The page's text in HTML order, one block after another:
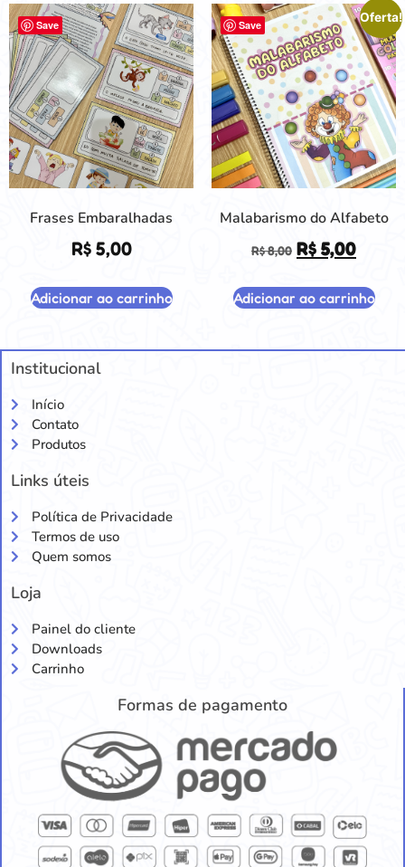
Save
Frases Embaralhadas
R$5,00
Adicionar ao carrinho
Save
Oferta!
Malabarismo do Alfabeto
R$8,00 R$ 5,00
Adicionar ao carrinho
Institucional
Início
Contato
Produtos
Links úteis
Política de Privacidade
Termos de uso
Quem somos
Loja
Painel do cliente
Downloads
Carrinho
Formas de pagamento